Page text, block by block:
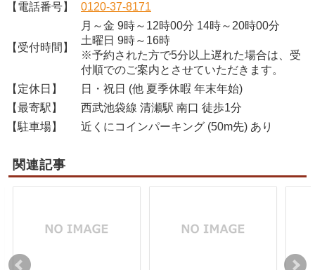
【電話番号】
0120-37-8171
【受付時間】
月～金 9時～12時00分 14時～20時00分
土曜日 9時～16時
※予約された方で5分以上遅れた場合は、受
付順でのご案内とさせていただきます。
【定休日】
日・祝日 (他 夏季休暇 年末年始)
【最寄駅】
西武池袋線 清瀬駅 南口 徒歩1分
【駐車場】
近くにコインパーキング (50m先) あり
関連記事